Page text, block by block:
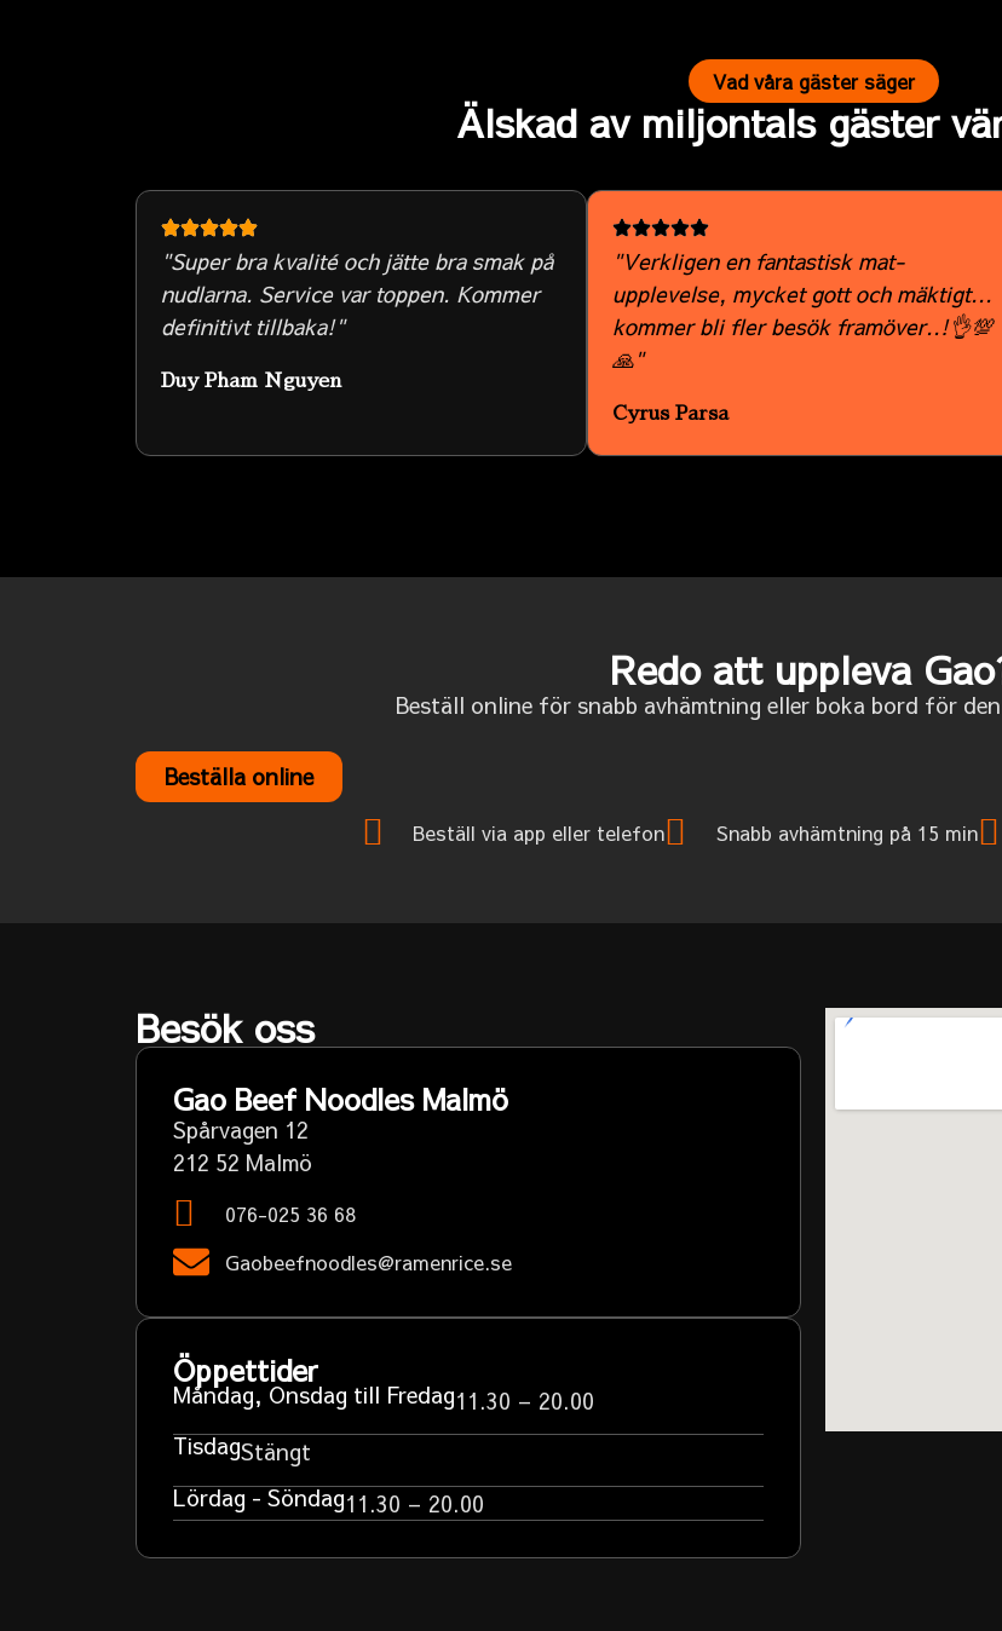
Vad våra gäster säger
Älskad av miljontals gäster
"Super bra kvalité och jätte bra smak på
nudlarna. Service var toppen. Kommer
definitivt tillbaka!"
Duy Pham Nguyen
"Verkligen en fantastisk mat-
upplevelse, mycket gott och mäktigt...
kommer bli fler besök framöver..!👌💯
🙏"
Cyrus Parsa
Redo att uppleva
Beställ online för snabb avhämtning eller boka bord för
Beställa online
Beställ via app eller telefon Snabb avhämtning på 15 min
Besök oss
Gao Beef Noodles Malmö
Spårvagen 12
212 52 Malmö
076-025 36 68
Gaobeefnoodles@ramenrice.se
Öppettider
Måndag, Onsdag till Fredag11.30 – 20.00
TisdagStängt
Lördag - Söndag11.30 – 20.00